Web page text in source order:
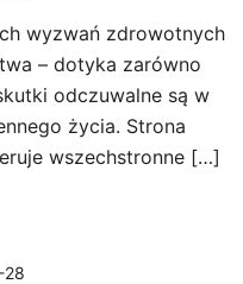
wyzwań zdrowotnych
– dotyka zarówno
odczuwalne są w
życia. Strona
wszechstronne […]